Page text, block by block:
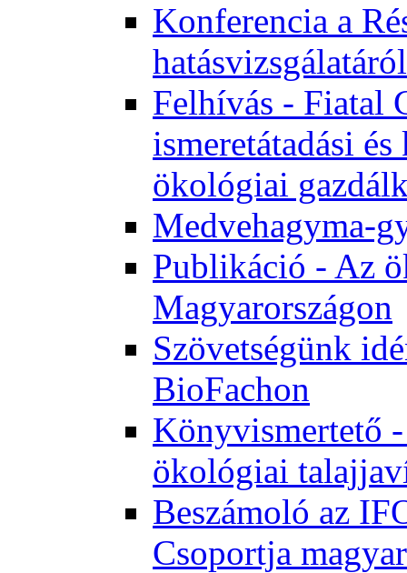
Konferencia a
hatásvizsgálatáról
Felhívás - Fiatal
ismeretátadási
ökológiai
Medvehagyma-
Publikáció - Az
Magyarországon
Szövetségünk
BioFachon
Könyvismertető
ökológiai
Beszámoló az
Csoportja